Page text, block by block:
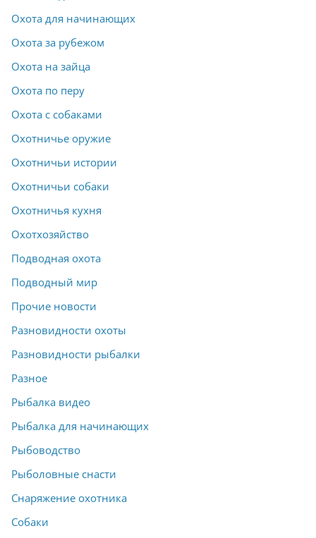
Охота для начинающих
Охота за рубежом
Охота на зайца
Охота по перу
Охота с собаками
Охотничье оружие
Охотничьи истории
Охотничьи собаки
Охотничья кухня
Охотхозяйство
Подводная охота
Подводный мир
Прочие новости
Разновидности охоты
Разновидности рыбалки
Разное
Рыбалка видео
Рыбалка для начинающих
Рыбоводство
Рыболовные снасти
Снаряжение охотника
Собаки